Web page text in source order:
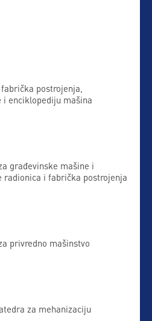
postrojenja,
i enciklopediju mašina
građevinske mašine i
radionica i fabrička postrojenja
privredno mašinstvo
za mehanizaciju